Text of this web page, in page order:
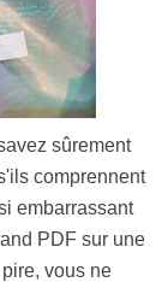
sûrement
comprennent
embarrassant
PDF sur une
vous ne